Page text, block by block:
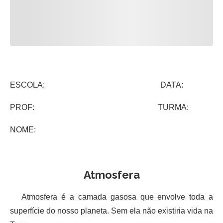
ESCOLA: DATA:
PROF: TURMA:
NOME:
Atmosfera
Atmosfera é a camada gasosa que envolve toda a
superfície do nosso planeta. Sem ela não existiria vida na